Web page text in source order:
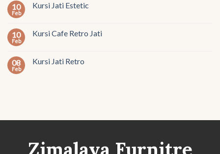
10
Feb
Kursi Jati Estetic
10
Feb
Kursi Cafe Retro Jati
08
Feb
Kursi Jati Retro